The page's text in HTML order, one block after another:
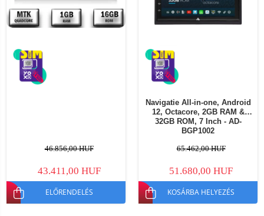
46.856,00 HUF
43.411,00 HUF
ELŐRENDELÉS
Navigatie All-in-one, Android
12, Octacore, 2GB RAM &
32GB ROM, 7 Inch - AD-
BGP1002
65.462,00 HUF
51.680,00 HUF
KOSÁRBA HELYEZÉS